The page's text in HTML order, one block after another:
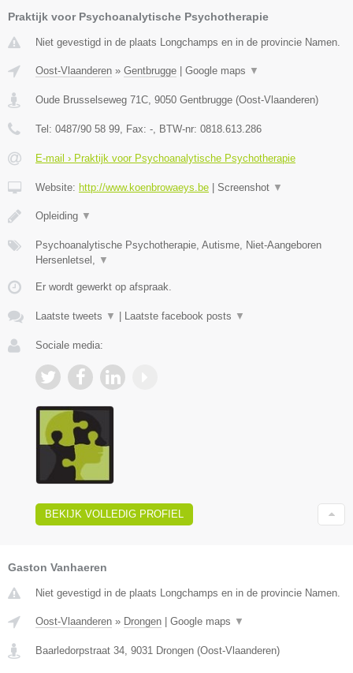
Praktijk voor Psychoanalytische Psychotherapie
Niet gevestigd in de plaats Longchamps en in de provincie Namen.
Oost-Vlaanderen » Gentbrugge Google maps ▼
Oude Brusselseweg 71C, 9050 Gentbrugge (Oost-Vlaanderen)
Tel: 0487/90 58 99, Fax: -, BTW-nr: 0818.613.286
E-mail › Praktijk voor Psychoanalytische Psychotherapie
Website: http://www.koenbrowaeys.be Screenshot ▼
Opleiding ▼
Psychoanalytische Psychotherapie, Autisme, Niet-Aangeboren
Hersenletsel, ▼
Er wordt gewerkt op afspraak.
Laatste tweets ▼ Laatste facebook posts ▼
Sociale media:
BEKIJK VOLLEDIG PROFIEL
Gaston Vanhaeren
Niet gevestigd in de plaats Longchamps en in de provincie Namen.
Oost-Vlaanderen » Drongen Google maps ▼
Baarledorpstraat 34, 9031 Drongen (Oost-Vlaanderen)